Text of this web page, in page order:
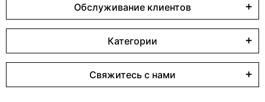
Обслуживание клиентов
Категории
Свяжитесь с нами